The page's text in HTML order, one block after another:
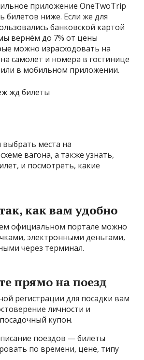
приложение OneTwoTrip
билетов ниже. Если же для
банковской картой
вернём до 7% от цены
можно израсходовать на
самолет и номера в гостинице
в мобильном приложении.
места на
вагона, а также узнать,
и посмотреть, какие
как вам удобно
официальном портале можно
электронными деньгами,
через терминал.
прямо на поезд
регистрации для посадки вам
личности и
купон.
поездов — билеты
по времени, цене, типу